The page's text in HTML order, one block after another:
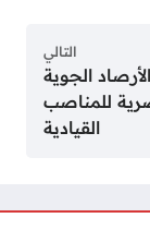
التالي
الجوية
للمناصب
القيادية